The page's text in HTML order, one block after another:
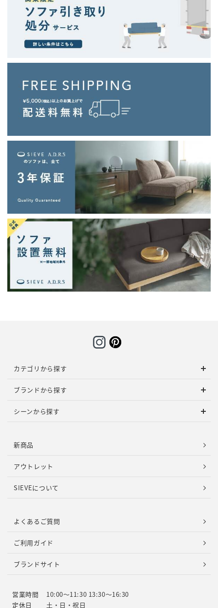
カテゴリから探す
ブランドから探す
シーンから探す
新商品
アウトレット
SIEVEについて
よくあるご質問
ご利用ガイド
ブランドサイト
営業時間
10:00～11:30 13:30～16:30
定休日
土・日・祝日